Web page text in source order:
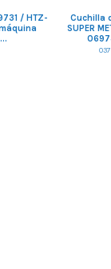
/ HTZ-
Cuchilla
SUPER